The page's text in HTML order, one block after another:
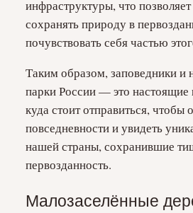
инфраструктуры, что позволяет
сохранять природу в
почувствовать себя частью
Таким образом, заповедники и
парки России — это
куда стоит отправиться, чтобы
повседневности и увидеть
нашей страны, сохранившие
первозданность.
Малозаселённые